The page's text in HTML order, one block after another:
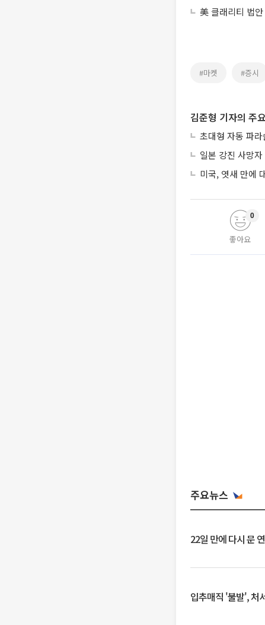
美 클래리티 법
#마켓 #증시
김준형 기자의 주
초대형 자동 파
일본 강진 사망
미국, 엿새 만에
좋아요
0
주요뉴스
22일 만에 다시 문
입추매직 '불발', 처